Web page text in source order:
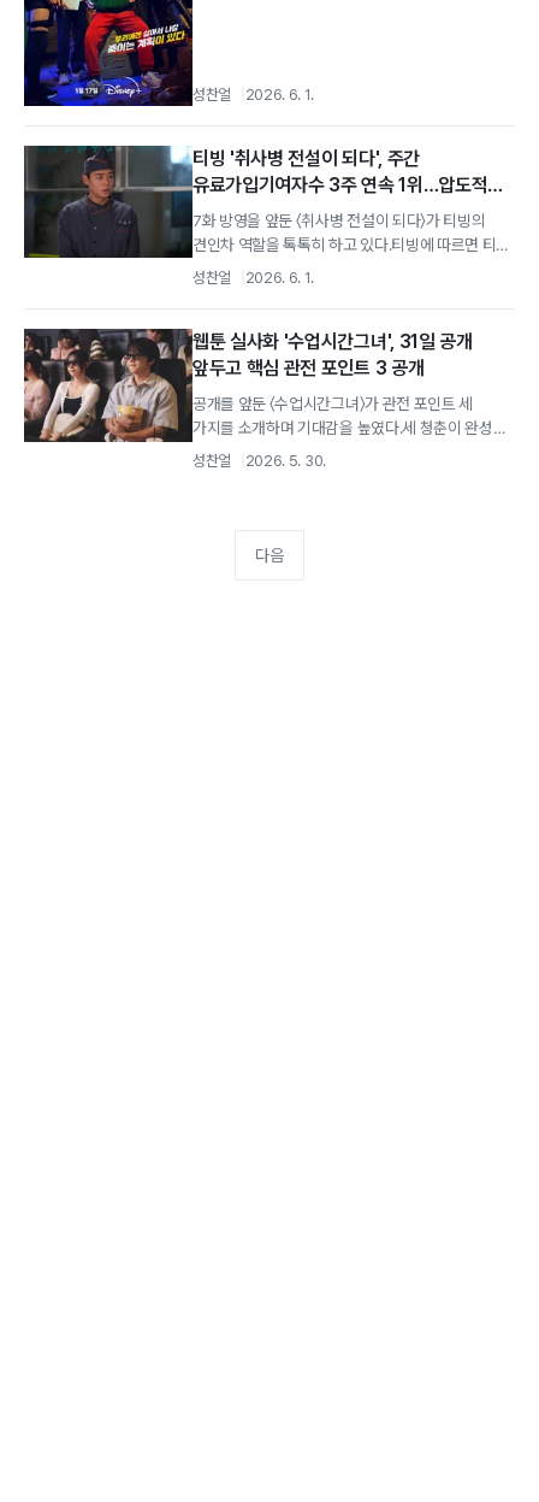
성찬얼 2026. 6. 1.
티빙 '취사병 전설이 되다', 주간
유료가입기여자수 3주 연속 1위…압도적
화제성
7화 방영을 앞둔 〈취사병 전설이 되다〉가 티빙의
견인차 역할을 톡톡히 하고 있다.티빙에 따르면 티빙
오리지널 〈취사병 전설이 되다〉가...
성찬얼 2026. 6. 1.
웹툰 실사화 '수업시간그녀', 31일 공개
앞두고 핵심 관전 포인트 3 공개
공개를 앞둔 〈수업시간그녀〉가 관전 포인트 세
가지를 소개하며 기대감을 높였다.세 청춘이 완성할
풋풋한 케미스트리 동명 웹툰을 원작으로 한...
성찬얼 2026. 5. 30.
다음